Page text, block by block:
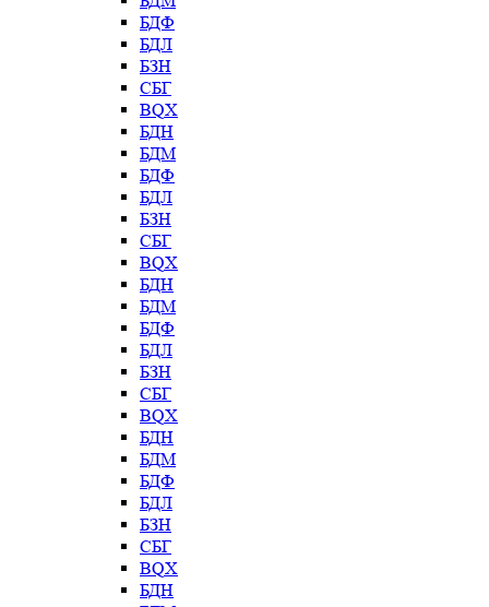
БДФ
БДЛ
БЗН
СБГ
BQX
БДН
БДМ
БДФ
БДЛ
БЗН
СБГ
BQX
БДН
БДМ
БДФ
БДЛ
БЗН
СБГ
BQX
БДН
БДМ
БДФ
БДЛ
БЗН
СБГ
BQX
БДН